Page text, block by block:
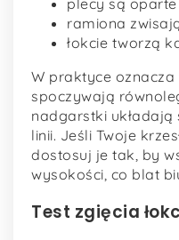
plecy są oparte
ramiona
łokcie tworzą
W praktyce
spoczywają
nadgarstki układają
linii. Jeśli Twoje
dostosuj je tak, by
wysokości, co blat
Test zgięcia